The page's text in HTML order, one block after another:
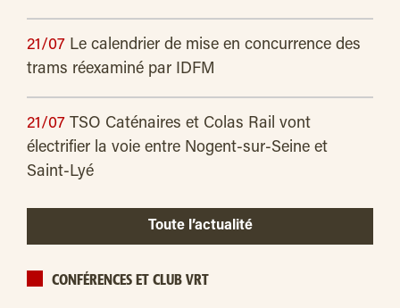
21/07 Le calendrier de mise en concurrence des
trams réexaminé par IDFM
21/07 TSO Caténaires et Colas Rail vont
électrifier la voie entre Nogent-sur-Seine et
Saint-Lyé
Toute l’actualité
CONFÉRENCES ET CLUB VRT